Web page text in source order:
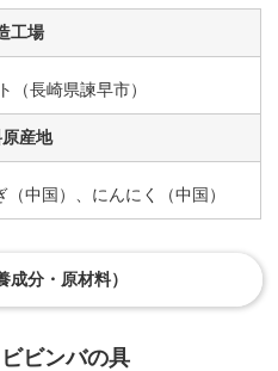
工場
（長崎県諫早市）
原産地
中国）、にんにく（中国）
成分・原材料）
ビンバの具